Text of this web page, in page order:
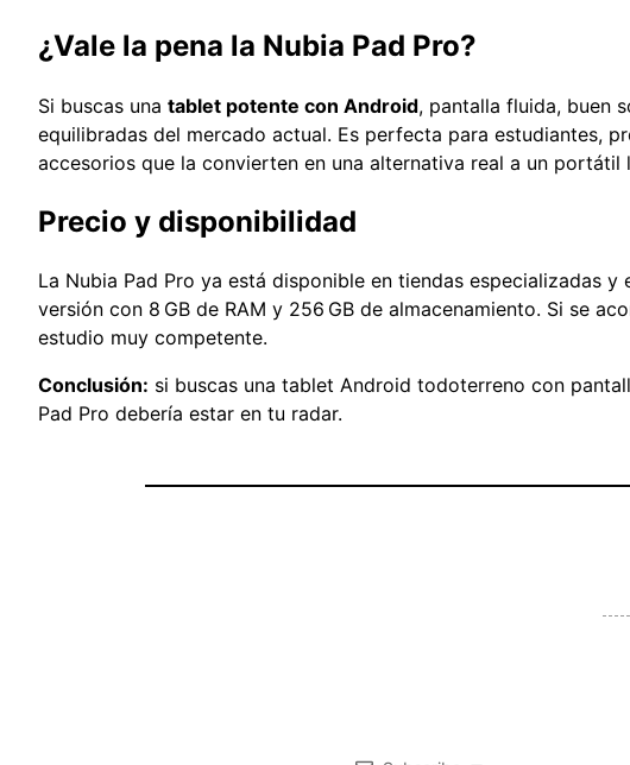
¿Vale la pena la Nubia Pad Pro?
Si buscas una tablet potente con Android, pantalla fluida, buen
equilibradas del mercado actual. Es perfecta para estudiantes,
accesorios que la convierten en una alternativa real a un portátil
Precio y disponibilidad
La Nubia Pad Pro ya está disponible en tiendas especializadas
versión con 8 GB de RAM y 256 GB de almacenamiento. Si se
estudio muy competente.
Conclusión: si buscas una tablet Android todoterreno con
Pad Pro debería estar en tu radar.